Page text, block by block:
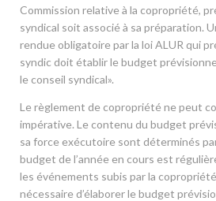
Commission relative à la copropriété,
syndical soit associé à sa préparation.
rendue obligatoire par la loi ALUR qui
syndic doit établir le budget
le conseil syndical».
Le règlement de copropriété ne peut
impérative. Le contenu du budget
sa force exécutoire sont déterminés
budget de l’année en cours est
les événements subis par la
nécessaire d’élaborer le budget